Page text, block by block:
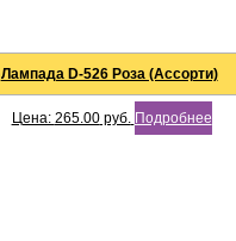
Лампада D-526 Роза (Ассорти)
Цена: 265.00руб. Подробнее